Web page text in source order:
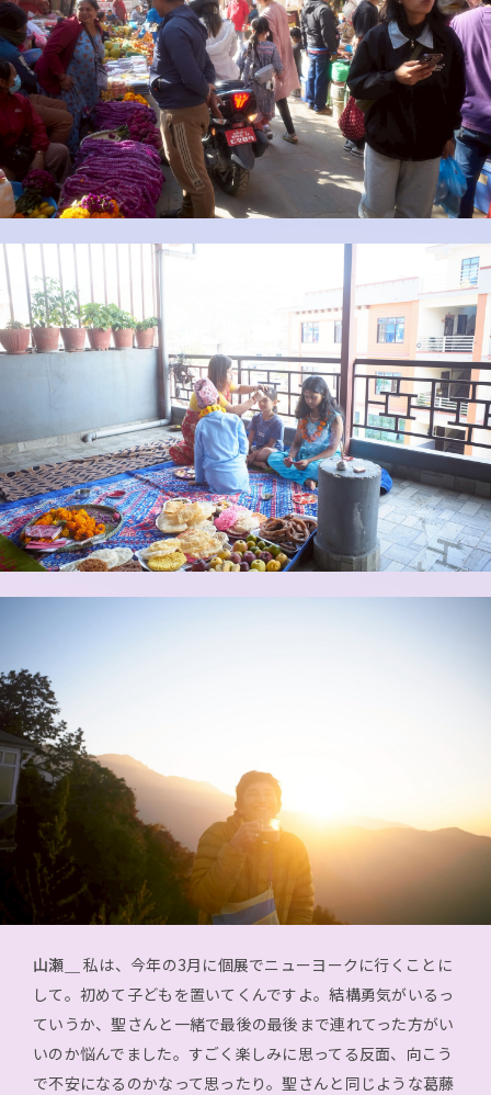
山瀬＿
私は、今年の3月に個展でニューヨークに行くことに
して。初めて子どもを置いてくんですよ。結構勇気がいるっ
ていうか、聖さんと一緒で最後の最後まで連れてった方がい
いのか悩んでました。すごく楽しみに思ってる反面、向こう
で不安になるのかなって思ったり。聖さんと同じような葛藤